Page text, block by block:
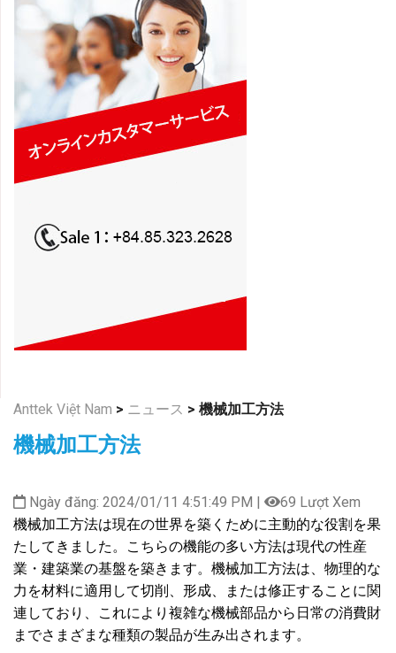
Anttek Việt Nam > ニュース > 機械加工方法
機械加工方法
Ngày đăng: 2024/01/11 4:51:49 PM |
69 Lượt Xem
機械加工方法は現在の世界を築くために主動的な役割を果
たしてきました。こちらの機能の多い方法は現代の性産
業・建築業の基盤を築きます。機械加工方法は、物理的な
力を材料に適用して切削、形成、または修正することに関
連しており、これにより複雑な機械部品から日常の消費財
までさまざまな種類の製品が生み出されます。